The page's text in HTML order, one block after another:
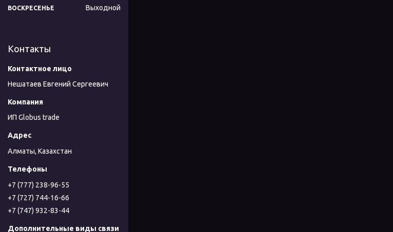
ВОСКРЕСЕНЬЕ Выходной
Контакты
Нешатаев Евгений Сергеевич
ИП Globus trade
Алматы, Казахстан
+7 (777) 238-96-55
+7 (727) 744-16-66
+7 (747) 932-83-44